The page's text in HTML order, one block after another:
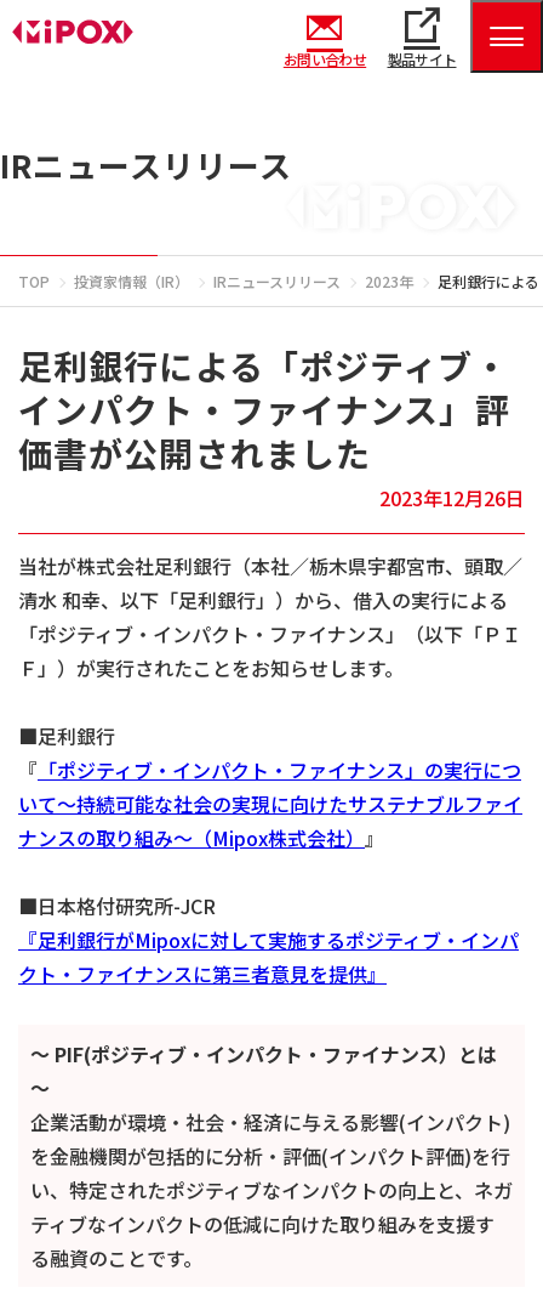
お問い合わせ 製品サイト
IRニュースリリース
TOP 投資家情報（IR） IRニュースリリース 2023年 足利銀行によ
足利銀行による「ポジティブ・
インパクト・ファイナンス」評
価書が公開されました
2023年12月26日
当社が株式会社足利銀行（本社／栃木県宇都宮市、頭取／
清水 和幸、以下「足利銀行」）から、 借入の実行による
「ポジティブ・インパクト・ファイナンス」（以下「ＰＩ
Ｆ」）が実行されたことをお知らせします。
■足利銀行
『 「ポジティブ・インパクト・ファイナンス」の実行につ
いて～持続可能な社会の実現に向けたサステナブルファイ
ナンスの取り組み～（Mipox株式会社） 』
■日本格付研究所-JCR
『足利銀行がMipoxに対して実施するポジティブ・インパ
クト・ファイナンスに第三者意見を提供』
～ PIF(ポジティブ・インパクト・ファイナンス）とは
～
企業活動が環境・社会・経済に与える影響(インパクト)
を金融機関が包括的に分析・評価(インパクト評価)を行
い、特定されたポジティブなインパクトの向上と、ネガ
ティブなインパクトの低減に向けた取り組みを支援す
る融資のことです。